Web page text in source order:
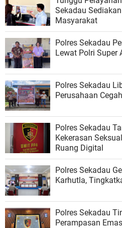
Sekadau
Masyarakat
Polres Sekadau
Lewat Polri Super
Polres Sekadau
Perusahaan
Polres Sekadau
Kekerasan
Ruang Digital
Polres Sekadau
Karhutla,
Polres Sekadau
Perampasan